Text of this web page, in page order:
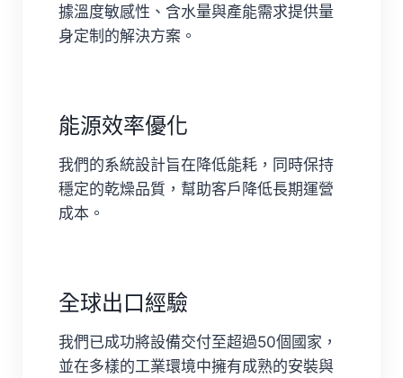
據溫度敏感性、含水量與產能需求提供量
身定制的解決方案。
能源效率優化
我們的系統設計旨在降低能耗，同時保持
穩定的乾燥品質，幫助客戶降低長期運營
成本。
全球出口經驗
我們已成功將設備交付至超過50個國家，
並在多樣的工業環境中擁有成熟的安裝與